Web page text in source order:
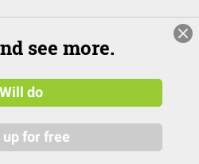
see more.
Will do
up for free